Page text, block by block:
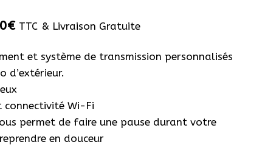
€Le
actuel
est :
1
699,00€.
TTC & Livraison Gratuite
et système de transmission personnalisés
d’extérieur.
connectivité Wi-Fi
permet de faire une pause durant votre
en douceur